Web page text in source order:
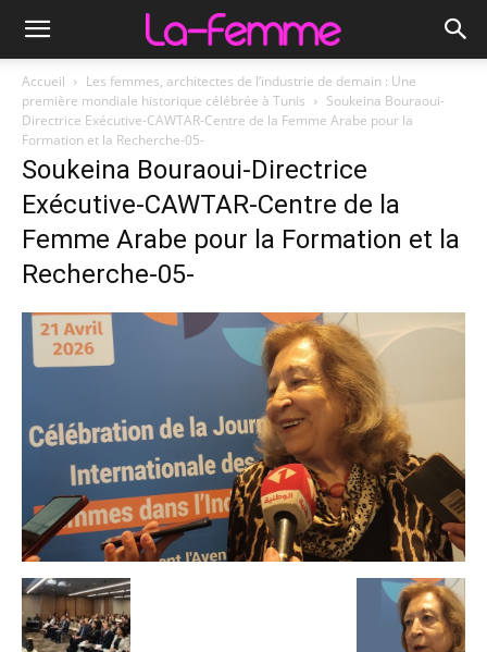
Accueil
Les femmes, architectes de l’industrie de demain : Une
première mondiale historique célébrée à Tunis
Soukeina Bouraoui-
Directrice Exécutive-CAWTAR-Centre de la Femme Arabe pour la
Formation et la Recherche-05-
Soukeina Bouraoui-Directrice
Exécutive-CAWTAR-Centre de la
Femme Arabe pour la Formation et la
Recherche-05-